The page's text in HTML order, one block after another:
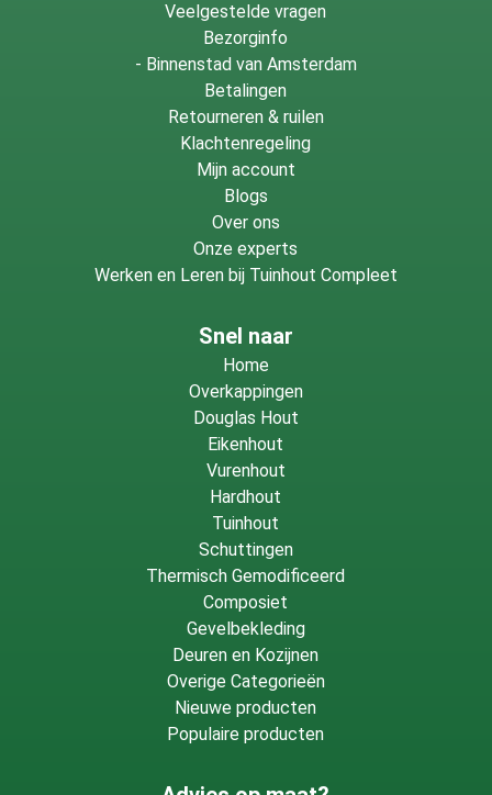
Veelgestelde vragen
Bezorginfo
- Binnenstad van Amsterdam
Betalingen
Retourneren & ruilen
Klachtenregeling
Mijn account
Blogs
Over ons
Onze experts
Werken en Leren bij Tuinhout Compleet
Snel naar
Home
Overkappingen
Douglas Hout
Eikenhout
Vurenhout
Hardhout
Tuinhout
Schuttingen
Thermisch Gemodificeerd
Composiet
Gevelbekleding
Deuren en Kozijnen
Overige Categorieën
Nieuwe producten
Populaire producten